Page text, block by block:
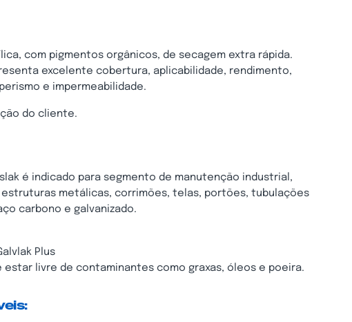
com pigmentos orgânicos, de secagem extra rápida.
excelente cobertura, aplicabilidade, rendimento,
e impermeabilidade.
do cliente.
é indicado para segmento de manutenção industrial,
estruturas metálicas, corrimões, telas, portões, tubulações
carbono e galvanizado.
Plus
estar livre de contaminantes como graxas, óleos e poeira.